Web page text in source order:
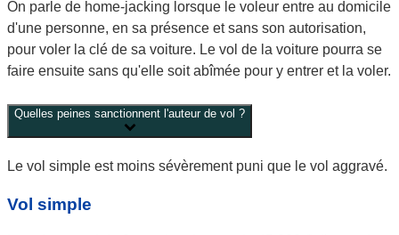
On parle de home-jacking lorsque le voleur entre au domicile
d'une personne, en sa présence et sans son autorisation,
pour voler la clé de sa voiture. Le vol de la voiture pourra se
faire ensuite sans qu'elle soit abîmée pour y entrer et la voler.
Quelles peines sanctionnent l'auteur de vol ?
Le vol simple est moins sévèrement puni que le vol aggravé.
Vol simple